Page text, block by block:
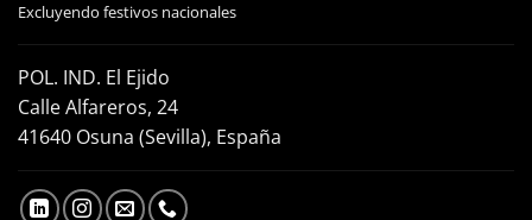
Excluyendo festivos nacionales
POL. IND. El Ejido
Calle Alfareros, 24
41640 Osuna (Sevilla), España